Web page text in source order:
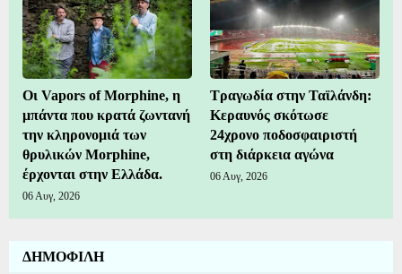
Οι Vapors of Morphine, η
μπάντα που κρατά ζωντανή
την κληρονομιά των
θρυλικών Morphine,
έρχονται στην Ελλάδα.
06 Αυγ, 2026
Τραγωδία στην Ταϊλάνδη:
Κεραυνός σκότωσε
24χρονο ποδοσφαιριστή
στη διάρκεια αγώνα
06 Αυγ, 2026
ΔΗΜΟΦΙΛΗ